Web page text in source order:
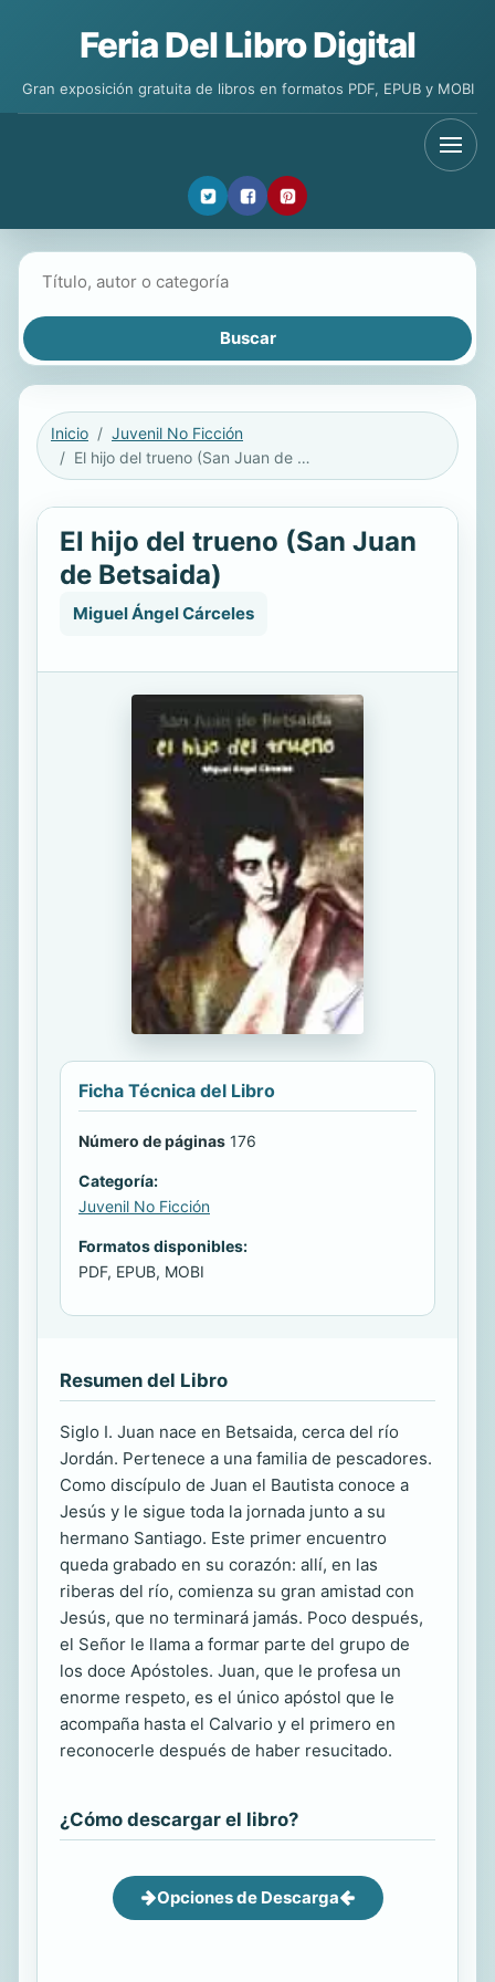
Feria Del Libro Digital
Gran exposición gratuita de libros en formatos PDF, EPUB y MOBI
Inicio
Juvenil No Ficción
El hijo del trueno (San Juan de Betsaida)
El hijo del trueno (San Juan
de Betsaida)
Miguel Ángel Cárceles
Ficha Técnica del Libro
Número de páginas 176
Categoría:
Juvenil No Ficción
Formatos disponibles:
PDF, EPUB, MOBI
Resumen del Libro
Siglo I. Juan nace en Betsaida, cerca del río
Jordán. Pertenece a una familia de pescadores.
Como discípulo de Juan el Bautista conoce a
Jesús y le sigue toda la jornada junto a su
hermano Santiago. Este primer encuentro
queda grabado en su corazón: allí, en las
riberas del río, comienza su gran amistad con
Jesús, que no terminará jamás. Poco después,
el Señor le llama a formar parte del grupo de
los doce Apóstoles. Juan, que le profesa un
enorme respeto, es el único apóstol que le
acompaña hasta el Calvario y el primero en
reconocerle después de haber resucitado.
¿Cómo descargar el libro?
Opciones de Descarga